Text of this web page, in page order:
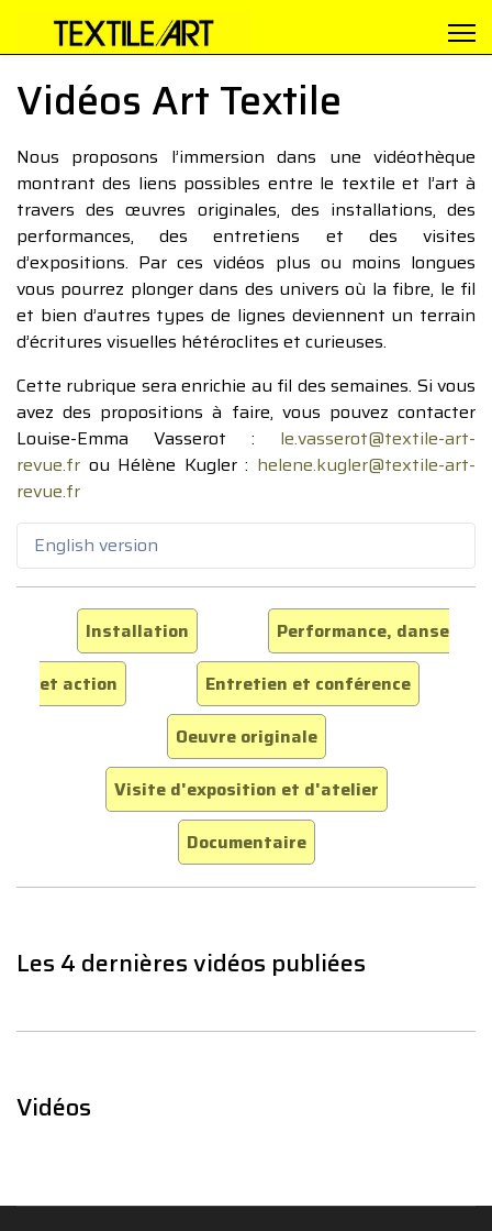
Vidéos Art Textile
Nous proposons l’immersion dans une vidéothèque
montrant des liens possibles entre le textile et l’art à
travers des œuvres originales, des installations, des
performances, des entretiens et des visites
d’expositions. Par ces vidéos plus ou moins longues
vous pourrez plonger dans des univers où la fibre, le fil
et bien d’autres types de lignes deviennent un terrain
d’écritures visuelles hétéroclites et curieuses.
Cette rubrique sera enrichie au fil des semaines. Si vous
avez des propositions à faire, vous pouvez contacter
Louise-Emma Vasserot : le.vasserot@textile-art-
revue.fr ou Hélène Kugler : helene.kugler@textile-art-
revue.fr
English version
Installation
Performance, danse
et action
Entretien et conférence
Oeuvre originale
Visite d'exposition et d'atelier
Documentaire
Les 4 dernières vidéos publiées
Vidéos